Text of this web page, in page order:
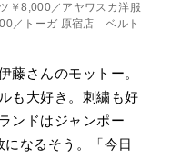
￥8,000／アヤワスカ洋服
／トーガ 原宿店 ベルト
藤さんのモットー。
も大好き。刺繍も好
ンドはジャンポー
なるそう。「今日